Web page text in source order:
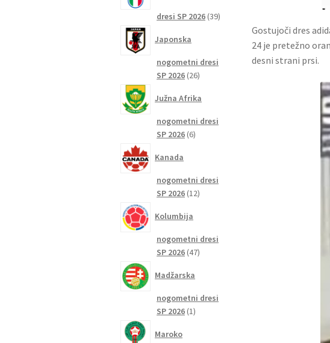
Gostujoči dres
24 je pretežno
desni strani prsi.
dresi SP 2026 3939
Japonska
nogometni dresi
SP 2026 2626
Južna Afrika
nogometni dresi
SP 2026 66
Kanada
nogometni dresi
SP 2026 1212
Kolumbija
nogometni dresi
SP 2026 4747
Madžarska
nogometni dresi
SP 2026 11
Maroko